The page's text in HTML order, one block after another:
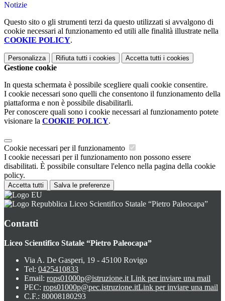
Notizie
Questo sito o gli strumenti terzi da questo utilizzati si avvalgono di
cookie necessari al funzionamento ed utili alle finalità illustrate nella
COOKIE POLICY.
Personalizza Rifiuta tutti i cookies Accetta tutti i cookies
Gestione cookie
In questa schermata è possibile scegliere quali cookie consentire.
I cookie necessari sono quelli che consentono il funzionamento della
piattaforma e non è possibile disabilitarli.
Per conoscere quali sono i cookie necessari al funzionamento potete
visionare la COOKIE POLICY.
Cookie necessari per il funzionamento
I cookie necessari per il funzionamento non possono essere
disabilitati. È possibile consultare l'elenco nella pagina della cookie
policy.
Accetta tutti Salva le preferenze
Liceo Scientifico Statale “Pietro Paleocapa”
Contatti
Liceo Scientifico Statale “Pietro Paleocapa”
Via A. De Gasperi, 19 - 45100 Rovigo
Tel: 0425410833
Email: rops01000p@istruzione.it Link per inviare una mail
PEC: rops01000p@pec.istruzione.itLink per inviare una mail
C.F.: 80008180293